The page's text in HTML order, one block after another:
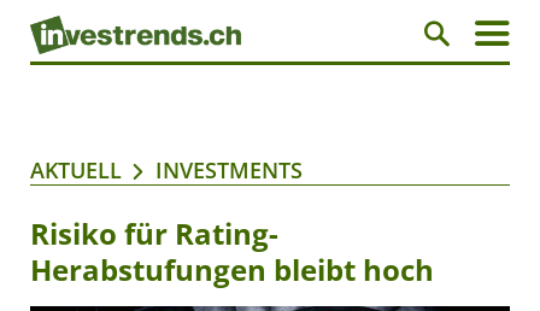
AKTUELL INVESTMENTS
Risiko für Rating-
Herabstufungen bleibt hoch